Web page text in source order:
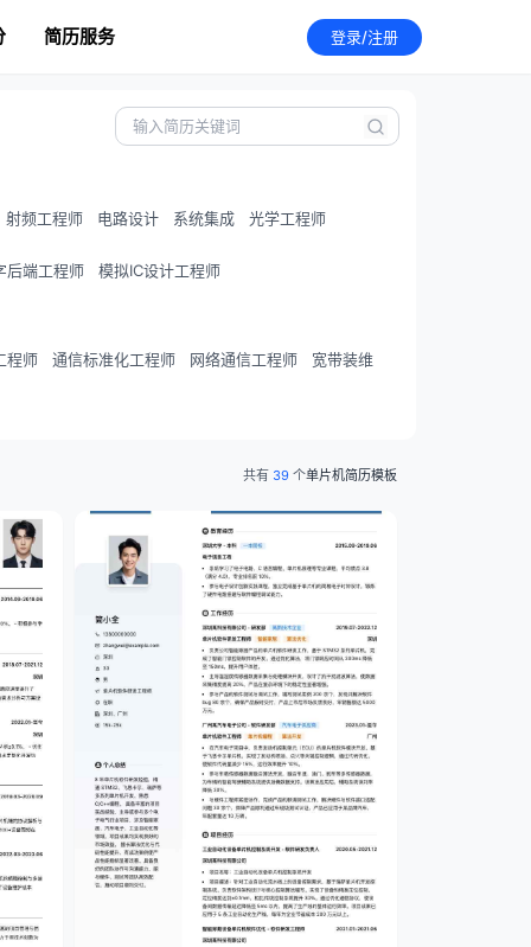
简历服务 登录/注册
射频工程师 电路设计 系统集成 光学工程师
后端工程师 模拟IC设计工程师
程师 通信标准化工程师 网络通信工程师 宽带装维
共有 39 个单片机简历模板